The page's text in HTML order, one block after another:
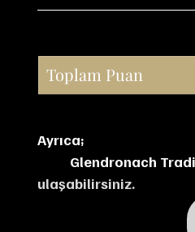
Toplam Puan
Ayrıca;
Glendronach
ulaşabilirsiniz.